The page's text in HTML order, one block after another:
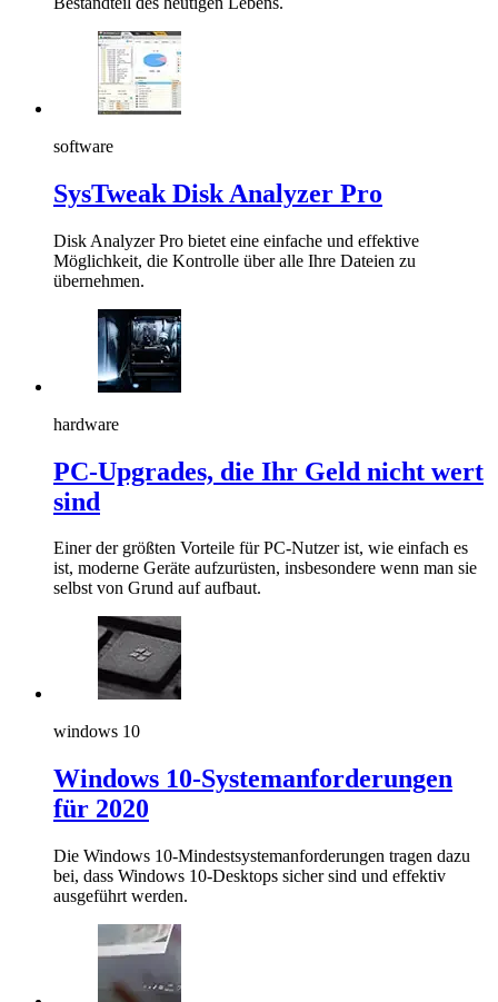
software
SysTweak Disk Analyzer Pro
Disk Analyzer Pro bietet eine einfache und effektive
Möglichkeit, die Kontrolle über alle Ihre Dateien zu
übernehmen.
hardware
PC-Upgrades, die Ihr Geld nicht wert
sind
Einer der größten Vorteile für PC-Nutzer ist, wie einfach es
ist, moderne Geräte aufzurüsten, insbesondere wenn man sie
selbst von Grund auf aufbaut.
windows 10
Windows 10-Systemanforderungen
für 2020
Die Windows 10-Mindestsystemanforderungen tragen dazu
bei, dass Windows 10-Desktops sicher sind und effektiv
ausgeführt werden.